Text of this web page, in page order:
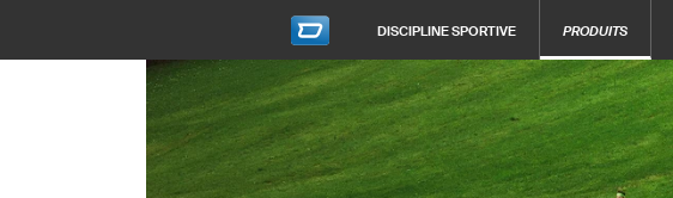
DISCIPLINE SPORTIVE PRODUITS